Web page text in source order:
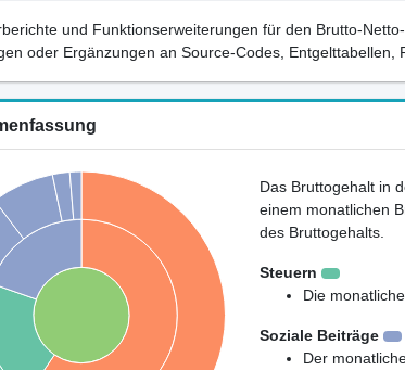
und Funktionserweiterungen für den Brutto-
oder Ergänzungen an Source-Codes,
Das Bruttogehalt in
einem monatlichen
des Bruttogehalts.
Steuern
Die
Soziale Beiträge
Der